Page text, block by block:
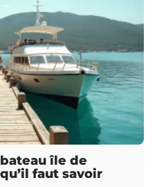
île de
faut savoir